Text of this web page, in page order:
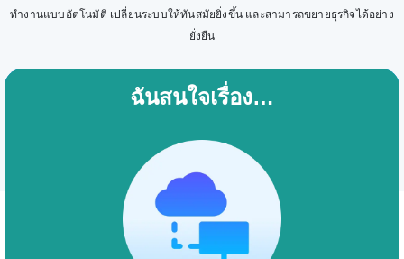
ทำงานแบบอัตโนมัติ เปลี่ยนระบบให้ทันสมัยยิ่งขึ้น และสามารถขยายธุรกิจได้อย่าง
ยั่งยืน
ฉันสนใจเรื่อง…